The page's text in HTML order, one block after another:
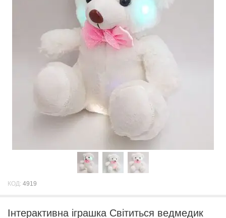
КОД: 4919
Інтерактивна іграшка Світиться ведмедик